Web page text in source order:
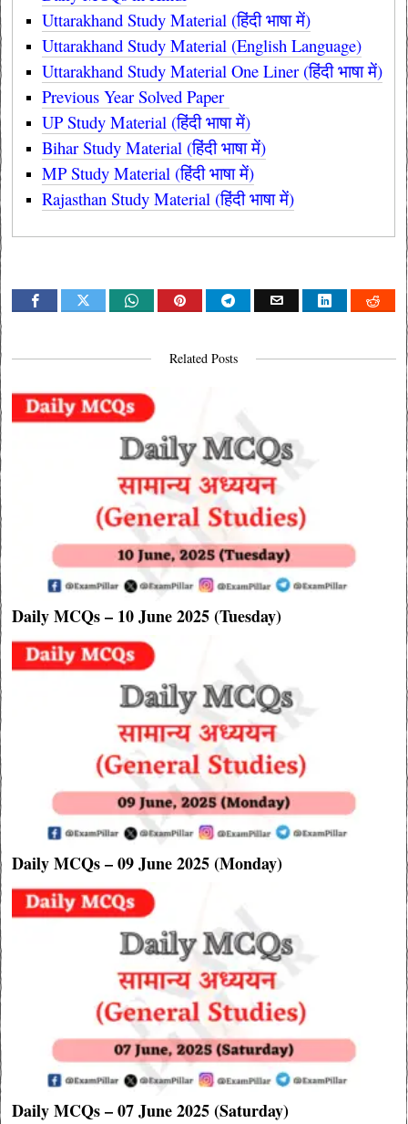
Uttarakhand Study Material (हिंदी भाषा में)
Uttarakhand Study Material (English Language)
Uttarakhand Study Material One Liner (हिंदी भाषा में)
Previous Year Solved Paper
UP Study Material (हिंदी भाषा में)
Bihar Study Material (हिंदी भाषा में)
MP Study Material (हिंदी भाषा में)
Rajasthan Study Material (हिंदी भाषा में)
Related Posts
Daily MCQs – 10 June 2025 (Tuesday)
Daily MCQs – 09 June 2025 (Monday)
Daily MCQs – 07 June 2025 (Saturday)